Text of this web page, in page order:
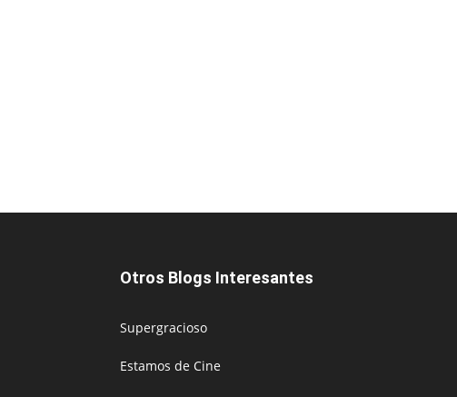
Otros Blogs Interesantes
Supergracioso
Estamos de Cine